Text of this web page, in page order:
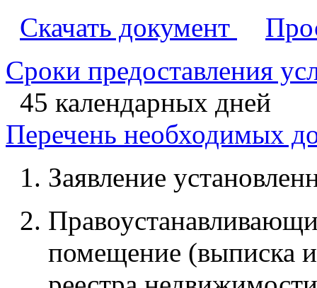
Скачать документ
Сроки предоставления
45 календарных дней
Перечень необходимых
Заявление
помещение (выписка